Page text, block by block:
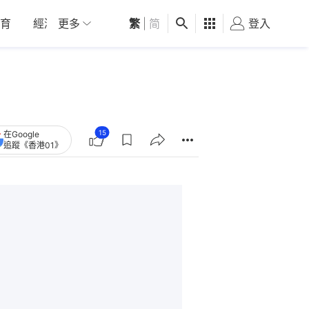
經濟 01深圳 觀點 健康 好食玩飛
更多 繁 简 登入
在Google
追蹤《香港01》
15